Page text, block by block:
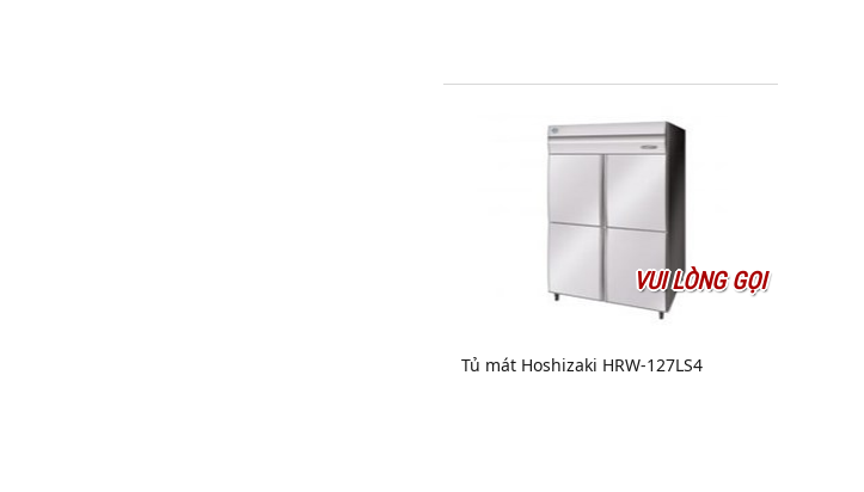
VUI LÒNG GỌI
Tủ mát Hoshizaki HRW-127LS4